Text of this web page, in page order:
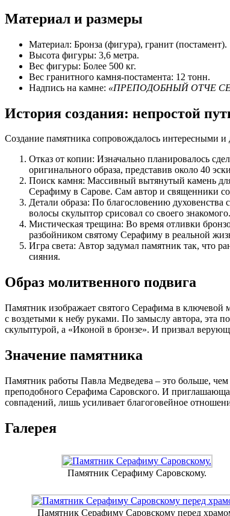
Материал и размеры
Материал: Бронза (фигура), гранит (постамент).
Высота фигуры: 3,6 метра.
Вес фигуры: Более 500 кг.
Вес гранитного камня-постамента: 12 тонн.
Надпись на камне: «ПРЕПОДОБНЫЙ ОТЧЕ
История создания: непростой
Создание памятника сопровождалось интересными
Отказ от копии: Изначально планировалось
оригинального образа, представив около 40
Поиск камня: Массивный вытянутый камень
Серафиму в Сарове. Сам автор и священники
Детали образа: По благословению
волосы скульптор срисовал со своего знакомого.
Мистическая трещина: Во время отливки
разбойником святому Серафиму в реальной
Игра света: Автор задумал памятник так, что
сияния.
Образ молитвенного подвига
Памятник изображает святого Серафима в ключевой
с воздетыми к небу руками. По замыслу автора, эта
скульптурой, а «Иконой в бронзе». И призвал
Значение памятника
Памятник работы Павла Медведева – это больше,
преподобного Серафима Саровского. И
совпадений, лишь усиливает благоговейное
Галерея
Памятник Серафиму Саровскому.
Памятник Серафиму Саровскому перед